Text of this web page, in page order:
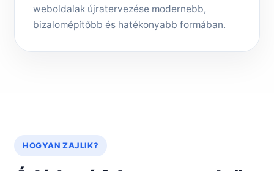
weboldalak újratervezése modernebb,
bizalomépítőbb és hatékonyabb formában.
HOGYAN ZAJLIK?